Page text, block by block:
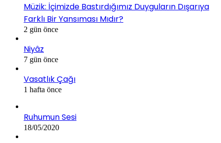
Müzik: İçimizde Bastırdığımız Duyguların Dışarıya
Farklı Bir Yansıması Mıdır?
2 gün önce
Niyâz
7 gün önce
Vasatlık Çağı
1 hafta önce
Ruhumun Sesi
18/05/2020